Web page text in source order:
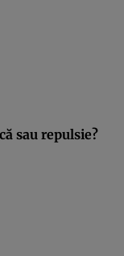
sau repulsie?